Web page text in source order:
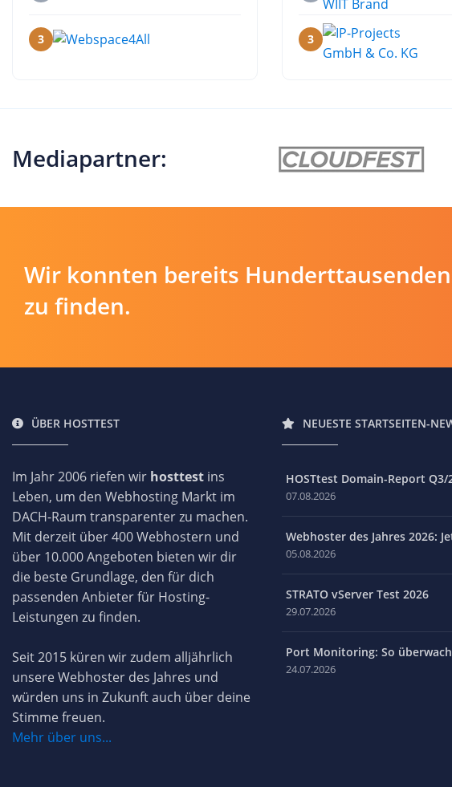
3 3
Mediapartner:
Wir konnten bereits
zu finden.
ÜBER HOSTTEST
Im Jahr 2006 riefen wir hosttest ins
Leben, um den Webhosting Markt im
DACH-Raum transparenter zu machen.
Mit derzeit über 400 Webhostern und
über 10.000 Angeboten bieten wir dir
die beste Grundlage, den für dich
passenden Anbieter für Hosting-
Leistungen zu finden.
Seit 2015 küren wir zudem alljährlich
unsere Webhoster des Jahres und
würden uns in Zukunft auch über deine
Stimme freuen.
Mehr über uns...
NEUESTE STARTSEITEN-
HOSTtest Domain-Report Q3/
07.08.2026
Webhoster des Jahres 2026:
05.08.2026
STRATO vServer Test 2026
29.07.2026
Port Monitoring: So
24.07.2026